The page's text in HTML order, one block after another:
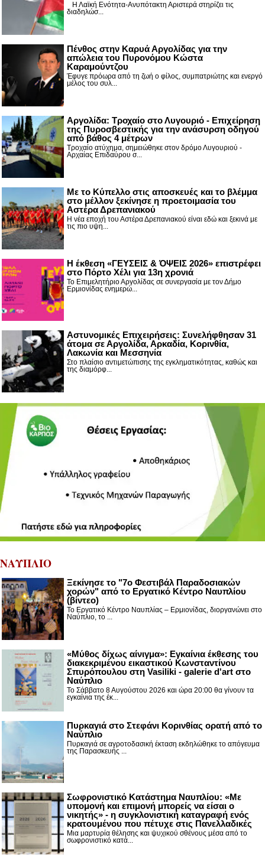
Η Λαϊκή Ενότητα-Ανυπότακτη Αριστερά στηρίζει τις
διαδηλώσ...
Πένθος στην Καρυά Αργολίδας για την
απώλεια του Πυρονόμου Κώστα
Καραμούντζου
Έφυγε πρόωρα από τη ζωή ο φίλος, συμπατριώτης και ενεργό
μέλος του συλ...
Αργολίδα: Τροχαίο στο Λυγουριό - Επιχείρηση
της Πυροσβεστικής για την ανάσυρση οδηγού
από βάθος 4 μέτρων
Τροχαίο ατύχημα, σημειώθηκε στον δρόμο Λυγουριού -
Αρχαίας Επιδαύρου σ...
Με το Κύπελλο στις αποσκευές και το βλέμμα
στο μέλλον ξεκίνησε η προετοιμασία του
Αστέρα Δρεπανιακού
Η νέα εποχή του Αστέρα Δρεπανιακού είναι εδώ και ξεκινά με
τις πιο υψη...
Η έκθεση «ΓΕΥΣΕΙΣ & ΌΨΕΙΣ 2026» επιστρέφει
στο Πόρτο Χέλι για 13η χρονιά
Το Επιμελητήριο Αργολίδας σε συνεργασία με τον Δήμο
Ερμιονίδας ενημερώ...
Αστυνομικές Επιχειρήσεις: Συνελήφθησαν 31
άτομα σε Αργολίδα, Αρκαδία, Κορινθία,
Λακωνία και Μεσσηνία
Στο πλαίσιο αντιμετώπισης της εγκληματικότητας, καθώς και
της διαμόρφ...
ΝΑΥΠΛΙΟ
Ξεκίνησε το "7ο Φεστιβάλ Παραδοσιακών
χορών" από το Εργατικό Κέντρο Ναυπλίου
(βίντεο)
Το Εργατικό Κέντρο Ναυπλίας – Ερμιονίδας, διοργανώνει στο
Ναύπλιο, το ...
«Μύθος δίχως αίνιγμα»: Εγκαίνια έκθεσης του
διακεκριμένου εικαστικού Κωνσταντίνου
Σπυρόπουλου στη Vasiliki - galerie d'art στο
Ναύπλιο
Το Σάββατο 8 Αυγούστου 2026 και ώρα 20:00 θα γίνουν τα
εγκαίνια της έκ...
Πυρκαγιά στο Στεφάνι Κορινθίας ορατή από το
Ναύπλιο
Πυρκαγιά σε αγροτοδασική έκταση εκδηλώθηκε το απόγευμα
της Παρασκευής ...
Σωφρονιστικό Κατάστημα Ναυπλίου: «Με
υπομονή και επιμονή μπορείς να είσαι ο
νικητής» - η συγκλονιστική καταγραφή ενός
κρατουμένου που πέτυχε στις Πανελλαδικές
Μια μαρτυρία θέλησης και ψυχικού σθένους μέσα από το
σωφρονιστικό κατά...